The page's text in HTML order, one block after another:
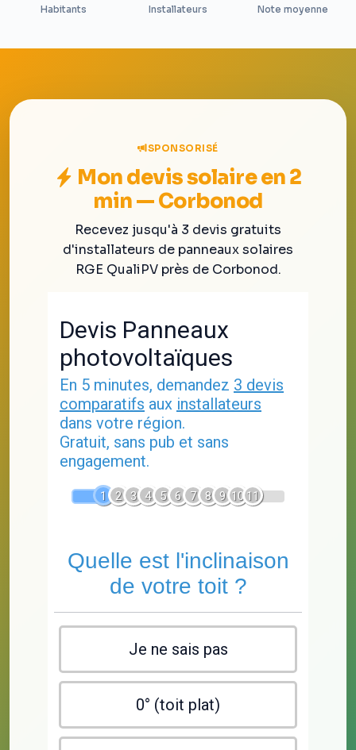
Habitants Installateurs Note moyenne
SPONSORISÉ
Mon devis solaire en 2
min — Corbonod
Recevez jusqu'à 3 devis gratuits
d'installateurs de panneaux solaires
RGE QualiPV près de Corbonod.
Devis Panneaux
photovoltaïques
En 5 minutes, demandez 3 devis
comparatifs aux installateurs
dans votre région.
Gratuit, sans pub et sans
engagement.
1 2 3 4 5 6 7 8 9 10 11
Quelle est l'inclinaison
de votre toit ?
Je ne sais pas
0° (toit plat)